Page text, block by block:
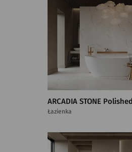
ARCADIA STONE Polished
Łazienka